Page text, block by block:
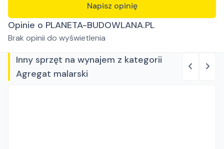
Napisz opinię
Opinie o PLANETA-BUDOWLANA.PL
Brak opinii do wyświetlenia
Inny sprzęt na wynajem z kategorii
Agregat malarski